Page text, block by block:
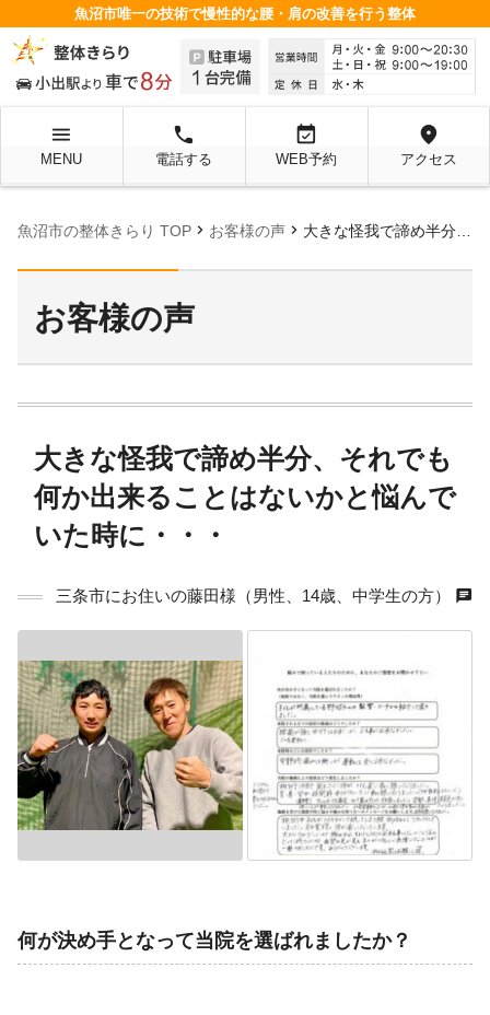
魚沼市唯一の技術で慢性的な腰・肩の改善を行う整体
menu
MENU
local_phone
電話する
event_available
WEB予約
location_on
アクセス
魚沼市の整体きらり TOP chevron_right お客様の声 chevron_right 大きな怪我で諦め半分、それでも何か出来ることはないかと悩んでいた時に・・・
お客様の声
大きな怪我で諦め半分、それでも
何か出来ることはないかと悩んで
いた時に・・・
三条市にお住いの藤田様（男性、14歳、中学生の方） chat
何が決め手となって当院を選ばれましたか？